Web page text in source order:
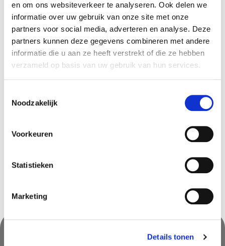
en om ons websiteverkeer te analyseren. Ook delen we
informatie over uw gebruik van onze site met onze
partners voor social media, adverteren en analyse. Deze
partners kunnen deze gegevens combineren met andere
informatie die u aan ze heeft verstrekt of die ze hebben
verzameld op basis van uw gebruik van hun services.
Noodzakelijk
Voorkeuren
Statistieken
Marketing
Details tonen
Verantwoordelijk marktdeelnemer in de EU
Bekijk gegevens
Aarschot
Sint-Katelijne-Waver